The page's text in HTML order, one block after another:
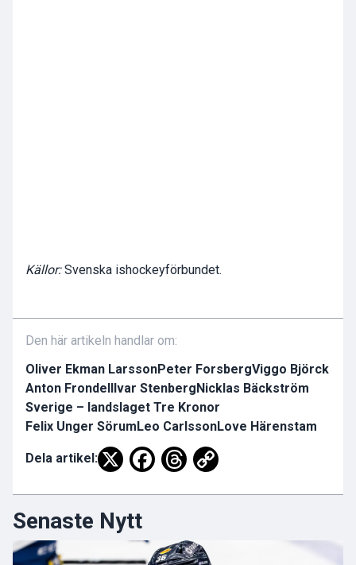
Källor:Svenska ishockeyförbundet.
Den här artikeln handlar om:
Oliver Ekman LarssonPeter ForsbergViggo Björck
Anton Frondell
Ivar Stenberg Nicklas Bäckström
Sverige – landslaget Tre Kronor
Felix Unger Sörum Leo CarlssonLove Härenstam
Dela artikel:
Senaste Nytt